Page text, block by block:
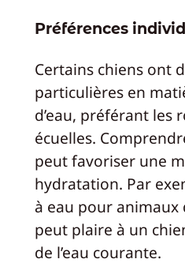
Préférences
Certains chiens ont
particulières en
d’eau, préférant les
écuelles.
peut favoriser une
hydratation. Par
à eau pour animaux
peut plaire à un
de l’eau courante.